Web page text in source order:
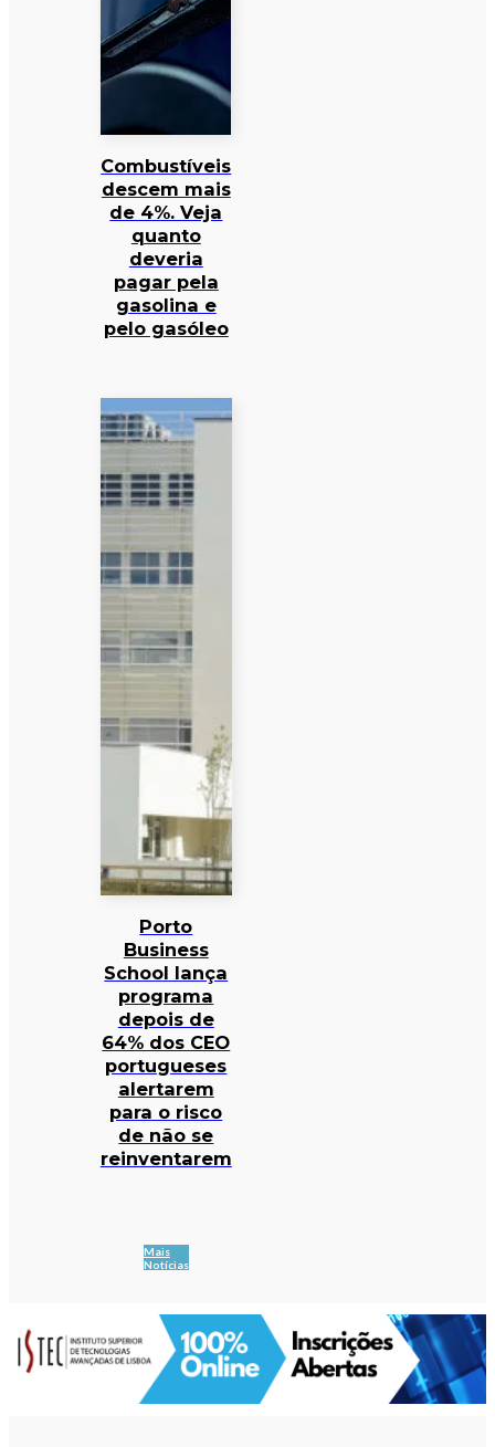
Combustíveis
descem mais
de 4%. Veja
quanto
deveria
pagar pela
gasolina e
pelo gasóleo
Porto
Business
School lança
programa
depois de
64% dos CEO
portugueses
alertarem
para o risco
de não se
reinventarem
Mais
Notícias